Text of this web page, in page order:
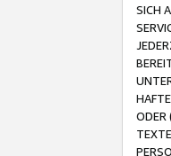
SICH
ODER